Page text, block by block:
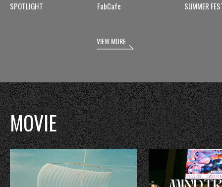
SPOTLIGHT FabCafe SUMMER
VIEW MORE
MOVIE